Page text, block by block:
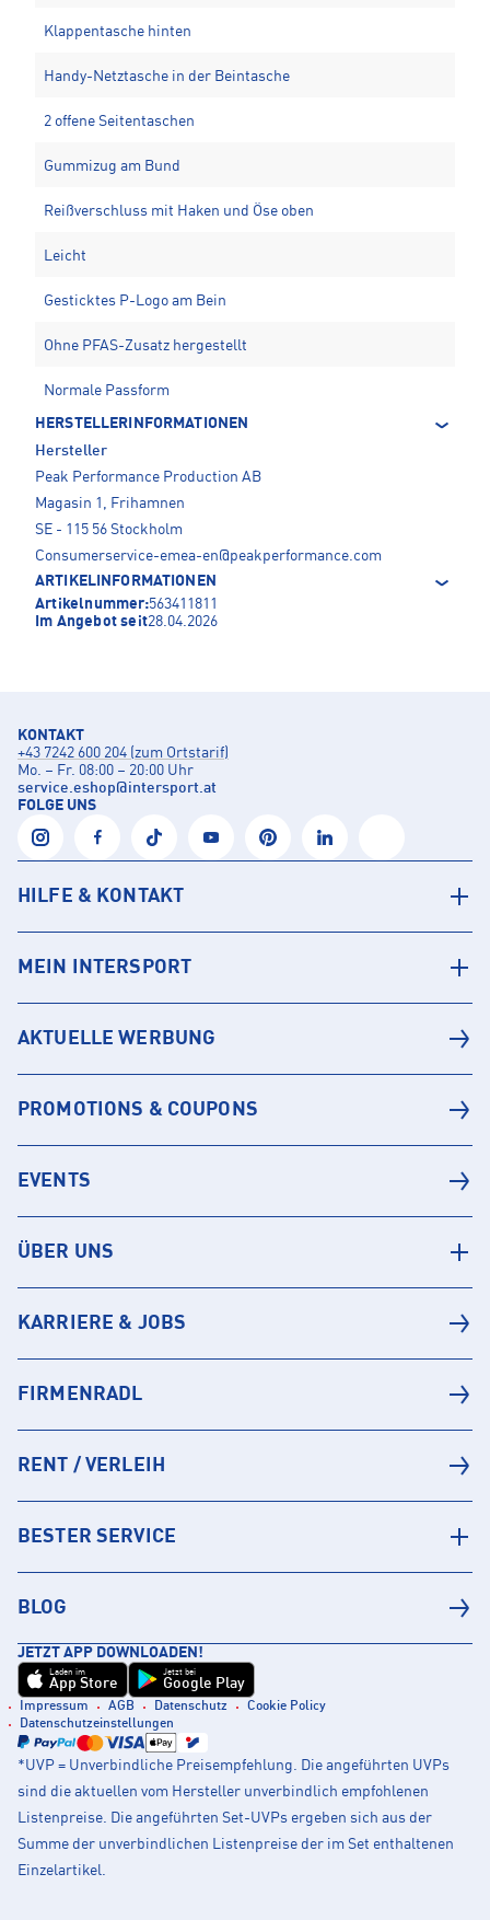
Klappentasche hinten
Handy-Netztasche in der Beintasche
2 offene Seitentaschen
Gummizug am Bund
Reißverschluss mit Haken und Öse oben
Leicht
Gesticktes P-Logo am Bein
Ohne PFAS-Zusatz hergestellt
Normale Passform
HERSTELLERINFORMATIONEN
Hersteller
Peak Performance Production AB
Magasin 1, Frihamnen
SE - 115 56 Stockholm
Consumerservice-emea-en@peakperformance.com
ARTIKELINFORMATIONEN
Artikelnummer:563411811
Im Angebot seit28.04.2026
KONTAKT
+43 7242 600 204 (zum Ortstarif)
Mo. – Fr. 08:00 – 20:00 Uhr
service.eshop@intersport.at
FOLGE UNS
HILFE & KONTAKT
MEIN INTERSPORT
AKTUELLE WERBUNG
PROMOTIONS & COUPONS
EVENTS
ÜBER UNS
KARRIERE & JOBS
FIRMENRADL
RENT / VERLEIH
BESTER SERVICE
BLOG
JETZT APP DOWNLOADEN!
Laden im
App Store
Jetzt bei
Google Play
Impressum AGB Datenschutz
Cookie Policy
Datenschutzeinstellungen
*UVP = Unverbindliche Preisempfehlung. Die angeführten UVPs
sind die aktuellen vom Hersteller unverbindlich empfohlenen
Listenpreise. Die angeführten Set-UVPs ergeben sich aus der
Summe der unverbindlichen Listenpreise der im Set enthaltenen
Einzelartikel.